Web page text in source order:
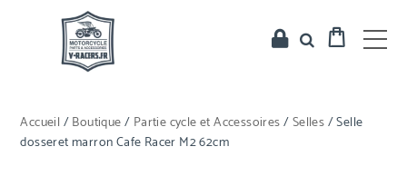
Accueil /Boutique/ Partie cycle et Accessoires/Selles/ Selle
dosseret marron Cafe Racer M2 62cm